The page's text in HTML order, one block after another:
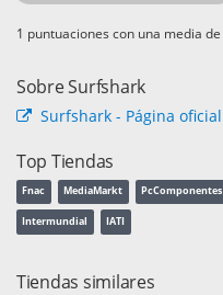
puntuaciones con una media de
Sobre Surfshark
Surfshark - Página oficial
Top Tiendas
Fnac MediaMarkt PcComponentes
Intermundial IATI
Tiendas similares